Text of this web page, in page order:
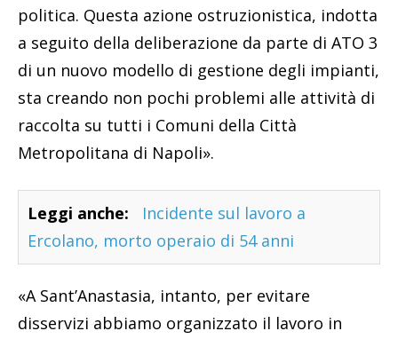
politica. Questa azione ostruzionistica, indotta
a seguito della deliberazione da parte di ATO 3
di un nuovo modello di gestione degli impianti,
sta creando non pochi problemi alle attività di
raccolta su tutti i Comuni della Città
Metropolitana di Napoli».
Leggi anche:
Incidente sul lavoro a
Ercolano, morto operaio di 54 anni
«A Sant’Anastasia, intanto, per evitare
disservizi abbiamo organizzato il lavoro in